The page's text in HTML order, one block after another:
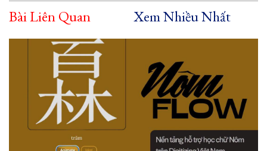
Bài Liên Quan Xem Nhiều Nhất